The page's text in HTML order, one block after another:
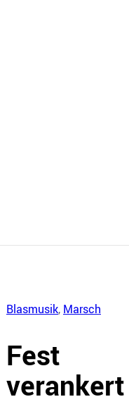
Blasmusik, Marsch
Fest
verankert